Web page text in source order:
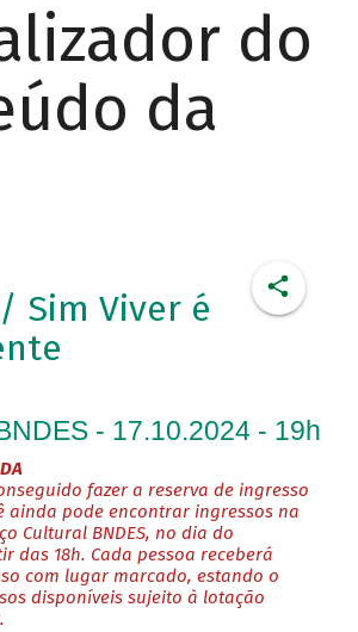
do
da
/ Sim Viver é
- 17.10.2024 - 19h
fazer a reserva de ingresso
ainda pode encontrar ingressos na
Cultural BNDES, no dia do
das 18h. Cada pessoa receberá
com lugar marcado, estando o
disponíveis sujeito à lotação